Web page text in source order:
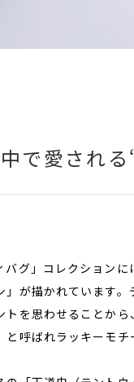
で愛され
バグ」コレクション
」が描かれています
トを思わせることか
と呼ばれラッキーモチ